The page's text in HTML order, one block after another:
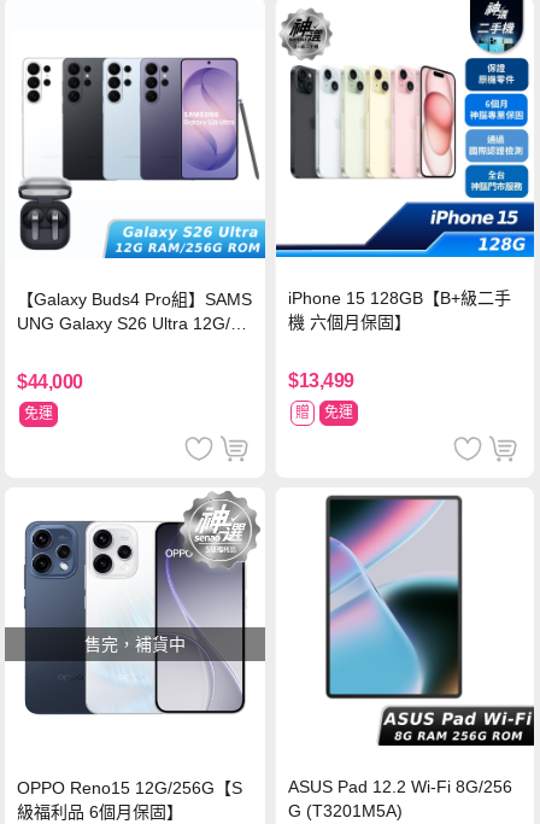
【Galaxy Buds4 Pro組】SAMS
UNG Galaxy S26 Ultra 12G/25
$44,000
免運
iPhone 15 128GB【B+級二手
機 六個月保固】
$13,499
贈 免運
售完，補貨中
OPPO Reno15 12G/256G【S
級福利品 6個月保固】
ASUS Pad 12.2 Wi-Fi 8G/256
G (T3201M5A)